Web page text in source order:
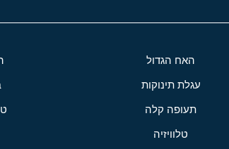
האח הגדול
עגלת תינוקות
תעופה קלה
טלוויזיה